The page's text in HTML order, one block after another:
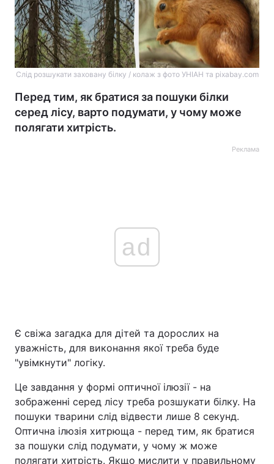
Слід розшукати заховану білку / колаж з фото УНІАН та pixabay.com
Перед тим, як братися за пошуки білки
серед лісу, варто подумати, у чому може
полягати хитрість.
Реклама
ad
Є свіжа загадка для дітей та дорослих на
уважність, для виконання якої треба буде
"увімкнути" логіку.
Це завдання у формі оптичної ілюзії - на
зображенні серед лісу треба розшукати білку. На
пошуки тварини слід відвести лише 8 секунд.
Оптична ілюзія хитрюща - перед тим, як братися
за пошуки слід подумати, у чому ж може
полягати хитрість. Якщо мислити у правильному